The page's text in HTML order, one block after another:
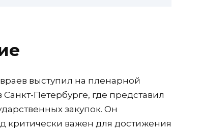
выступил на пленарной
Санкт-Петербурге, где представил
закупок. Он
критически важен для достижения